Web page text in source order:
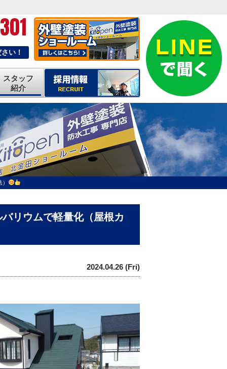
い！
スタッフ
紹介
リウムで軽量化（屋根カ
2024.04.26 (Fri)